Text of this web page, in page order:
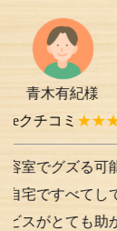
紀様
ミ★★★★★
ズる可能性があ
べてしていただ
ても助かりまし